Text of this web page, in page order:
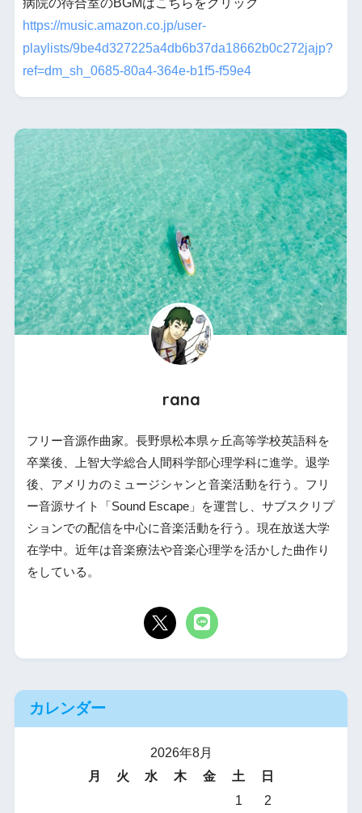
病院の待合室のBGMはこちらをクリック
https://music.amazon.co.jp/user-
playlists/9be4d327225a4db6b37da18662b0c272jajp?
ref=dm_sh_0685-80a4-364e-b1f5-f59e4
rana
フリー音源作曲家。長野県松本県ヶ丘高等学校英語科を
卒業後、上智大学総合人間科学部心理学科に進学。退学
後、アメリカのミュージシャンと音楽活動を行う。フリ
ー音源サイト「Sound Escape」を運営し、サブスクリプ
ションでの配信を中心に音楽活動を行う。現在放送大学
在学中。近年は音楽療法や音楽心理学を活かした曲作り
をしている。
カレンダー
2026年8月
月
火 水 木 金 土
日
1
2